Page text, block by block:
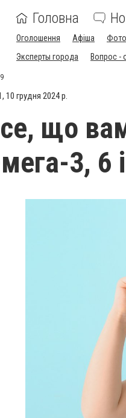
Головна
Оголошення Афіша
Эксперты города
Вопрос -
10 грудня 2024 р.
що
3, 6